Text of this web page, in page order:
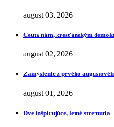
august 03, 2026
Ceuta nám, kresťanským
august 02, 2026
Zamyslenie z prvého
august 01, 2026
Dve inšpirujúce, letné stretnutia